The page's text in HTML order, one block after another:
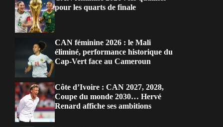
pour les quarts de finale
CAN féminine 2026 : le Mali
éliminé, performance historique du
Cap-Vert face au Cameroun
Côte d’Ivoire : CAN 2027, 2028,
Coupe du monde 2030… Hervé
Renard affiche ses ambitions